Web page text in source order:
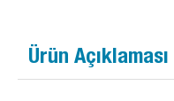
Ürün Açıklaması